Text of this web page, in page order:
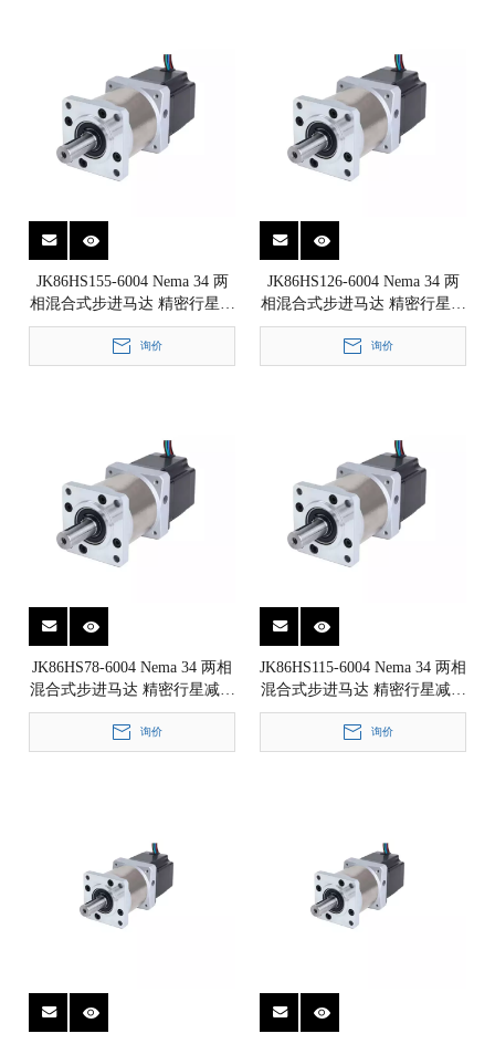
JK86HS155-6004 Nema 34 两
相混合式步进马达 精密行星减
速箱步进电机 1.8° 86x86mm
询价
JK86HS126-6004 Nema 34 两
相混合式步进马达 精密行星减
速箱步进电机 1.8° 86x86mm
询价
JK86HS78-6004 Nema 34 两相
混合式步进马达 精密行星减速
箱步进电机 1.8° 86x86mm
询价
JK86HS115-6004 Nema 34 两相
混合式步进马达 精密行星减速
箱步进电机 1.8° 86x86mm
询价